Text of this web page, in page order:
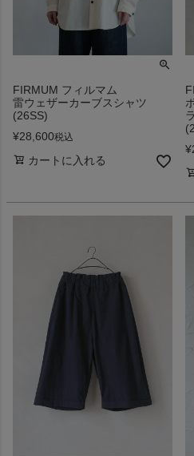
FIRMUM フィルマム
雷ウェザーカーブスシャツ
(26SS)
¥28,600税込
カートに入れる
¥